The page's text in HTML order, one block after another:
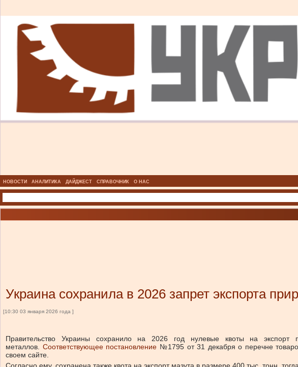
НОВОСТИ АНАЛИТИКА ДАЙДЖЕСТ СПРАВОЧНИК О НАС
Украина сохранила в 2026 запрет экспорта
[10:30 03 января 2026 года ]
Правительство Украины сохранило на 2026 год нулевые квоты на экспорт
металлов. Соответствующее постановление №1795 от 31 декабря о перечне
своем сайте.